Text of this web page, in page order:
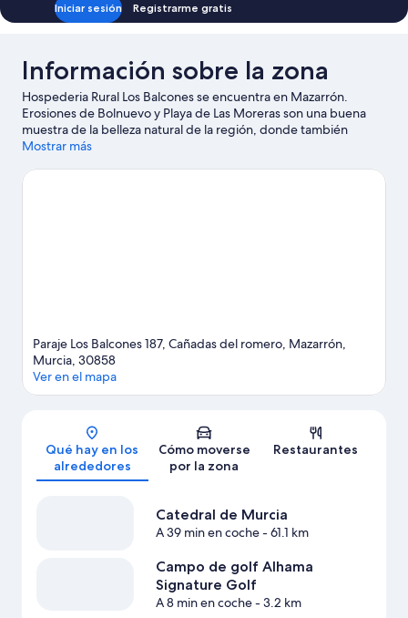
Iniciar sesión Registrarme gratis
Información sobre la zona
Hospederia Rural Los Balcones se encuentra en Mazarrón.
Erosiones de Bolnuevo y Playa de Las Moreras son una buena
muestra de la belleza natural de la región, donde también
puedes acercarte a atractivos turísticos como Complejo
Contemporáneo.
Mostrar más
Paraje Los Balcones 187, Cañadas del romero, Mazarrón,
Murcia, 30858
Ver en el mapa
Qué hay en los
alrededores
Cómo moverse
por la zona
Restaurantes
Catedral de Murcia
A 39 min en coche- 61.1 km
Campo de golf Alhama
Signature Golf
A 8 min en coche- 3.2 km